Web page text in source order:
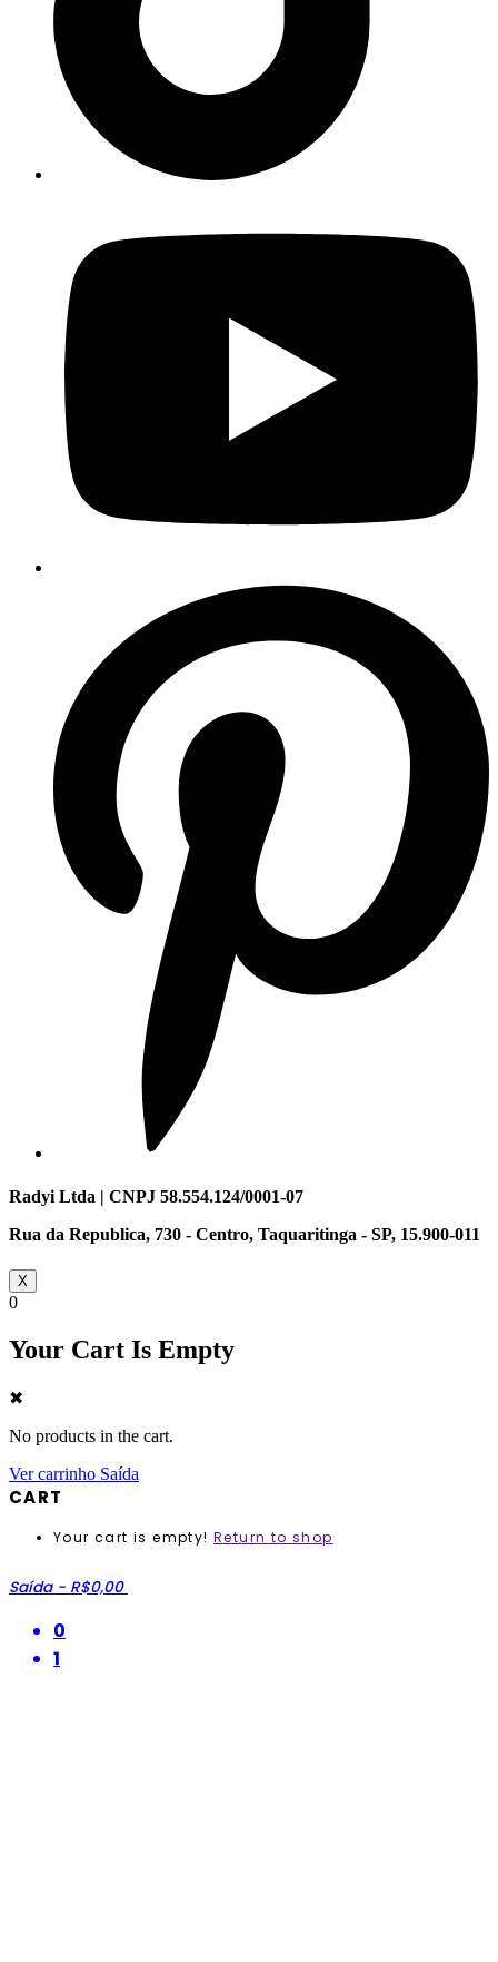
Radyi Ltda | CNPJ 58.554.124/0001-07
Rua da Republica, 730 - Centro, Taquaritinga - SP, 15.900-011
X
0
Your Cart Is Empty
✖
No products in the cart.
Ver carrinho Saída
CART
Your cart is empty! Return to shop
Saída - R$0,00
0
1